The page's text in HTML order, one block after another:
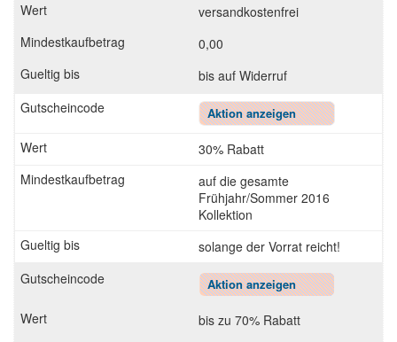
versandkostenfrei
0,00
bis auf Widerruf
Aktion anzeigen
30% Rabatt
auf die gesamte
Frühjahr/Sommer 2016
Kollektion
solange der Vorrat reicht!
Aktion anzeigen
bis zu 70% Rabatt